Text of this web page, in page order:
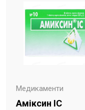
Медикаменти
Аміксин IC